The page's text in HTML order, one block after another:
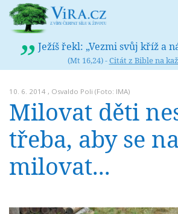
Ježíš řekl: „Vezmi svůj kříž a
(Mt 16,24) -Citát z Bible na
10. 6. 2014 , Osvaldo Poli (Foto: IMA)
Milovat děti
třeba, aby se
milovat...